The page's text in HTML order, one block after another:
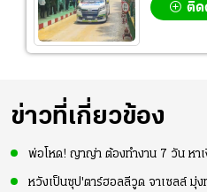
ติด
ข่าวที่เกี่ยวข้อง
พ่อโหด! ญาญ่า ต้องทำงาน 7 วัน หา
หวังเป็นซุป'ตาร์ฮอลลีวูด จาเซลล์ มุ่ง